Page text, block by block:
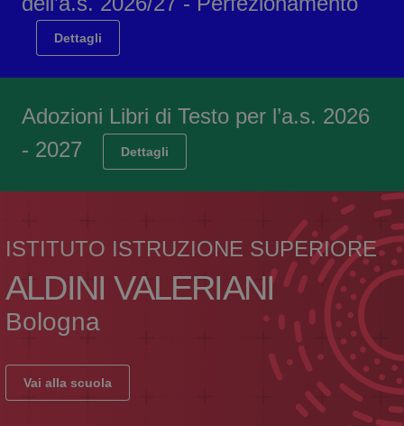
Dettagli
Adozioni Libri di Testo per l’a.s. 2026
- 2027
Dettagli
ISTITUTO ISTRUZIONE SUPERIORE
ALDINI VALERIANI
Bologna
Vai alla scuola